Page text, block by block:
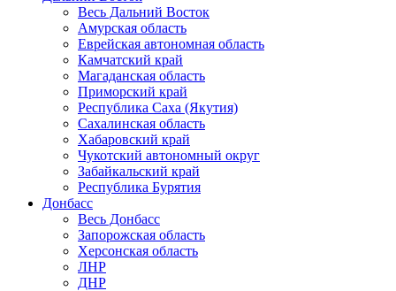
Весь Дальний Восток
Амурская область
Еврейская автономная область
Камчатский край
Магаданская область
Приморский край
Республика Саха (Якутия)
Сахалинская область
Хабаровский край
Чукотский автономный округ
Забайкальский край
Республика Бурятия
Донбасс
Весь Донбасс
Запорожская область
Херсонская область
ЛНР
ДНР